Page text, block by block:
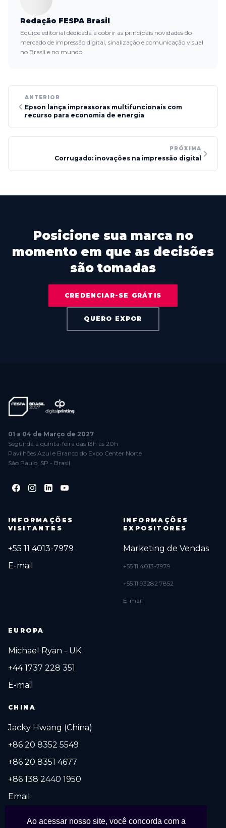
Redação FESPA Brasil
Equipe editorial dedicada a cobrir as principais novidades do
mercado de impressão digital, sinalização e comunicação visual
no Brasil e no mundo.
ANTERIOR
Epson lança impressoras multifuncionais com
recurso para economia de energia
PRÓXIMA
Corrugado: inovações na impressão digital
Posicione sua marca no
momento em que as decisões
são tomadas
CREDENCIAR-SE GRÁTIS
QUERO EXPOR
01 a 04 de Março de 2027
Segunda a quinta-feira das 13h às 20h
Pavilhões Azul e Branco do Expo Center Norte
São Paulo, SP - Brasil
INFORMAÇÕES
VISITANTES
+55 11 4013-7979
E-mail
INFORMAÇÕES
EXPOSITORES
Marketing de Vendas
+55 11 4013-7979
+55 11 93282 7852
E-mail
EUROPA
Michael Ryan - UK
+44 1737 228 351
E-mail
CHINA
Jacky Hwang (China)
+86 20 8352 5549
+86 20 8351 4677
+86 138 2440 1950
Email
Ao acessar nosso site, você concorda com a